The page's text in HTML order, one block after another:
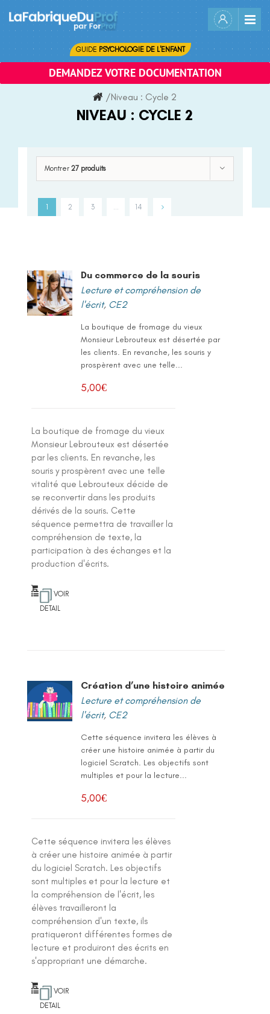
content
GUIDE PSYCHOLOGIE DE L'ENFANT
DEMANDEZ VOTRE DOCUMENTATION
/Niveau : Cycle 2
NIVEAU : CYCLE 2
Montrer 27 produits
1 2 3 14
Du commerce de la souris
Lecture et compréhension de
l'écrit, CE2
La boutique de fromage du vieux
Monsieur Lebrouteux est désertée par
les clients. En revanche, les souris y
prospèrent avec une telle...
5,00€
La boutique de fromage du vieux
Monsieur Lebrouteux est désertée
par les clients. En revanche, les
souris y prospèrent avec une telle
vitalité que Lebrouteux décide de
se reconvertir dans les produits
dérivés de la souris. Cette
séquence permettra de travailler la
compréhension de texte, la
participation à des échanges et la
production d'écrits.
VOIR
DETAIL
Création d’une histoire animée
Lecture et compréhension de
l'écrit, CE2
Cette séquence invitera les élèves à
créer une histoire animée à partir du
logiciel Scratch. Les objectifs sont
multiples et pour la lecture...
5,00€
Cette séquence invitera les élèves
à créer une histoire animée à partir
du logiciel Scratch. Les objectifs
sont multiples et pour la lecture et
la compréhension de l'écrit, les
élèves travailleront la
compréhension d'un texte, ils
pratiqueront différentes formes de
lecture et produiront des écrits en
s'appropriant une démarche.
VOIR
DETAIL